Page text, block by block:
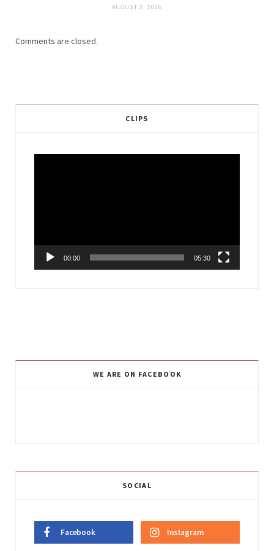
AUGUST 3, 2026
Comments are closed.
CLIPS
00:00 05:30
WE ARE ON FACEBOOK
SOCIAL
Facebook Instagram